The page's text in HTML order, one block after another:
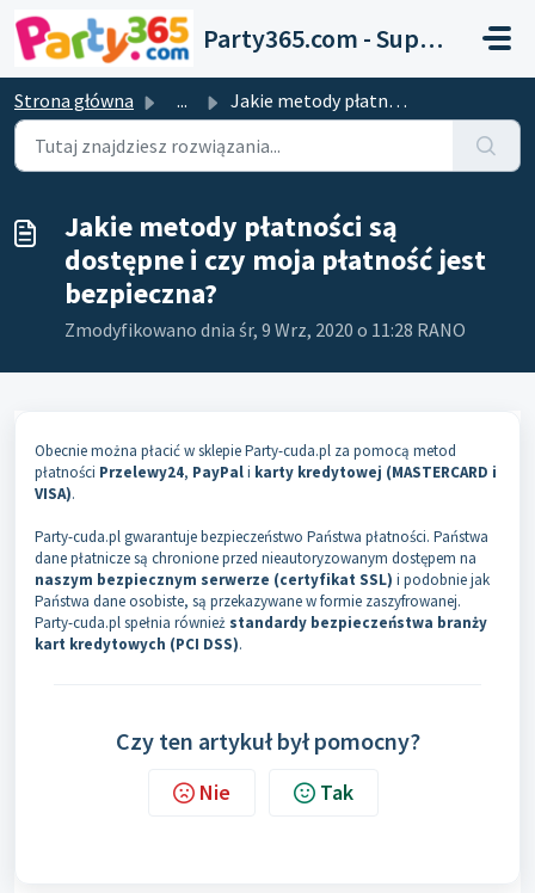
Przejdź do głównej treści
Party365.com - Support
Strona główna ... Jakie metody płatności są dostępne i czy moja płatność je...
Jakie metody płatności są
dostępne i czy moja płatność jest
bezpieczna?
Zmodyfikowano dnia śr, 9 Wrz, 2020 o 11:28 RANO
Obecnie można płacić w sklepie Party-cuda.pl za pomocą metod
płatności Przelewy24, PayPali karty kredytowej (MASTERCARD i
VISA).
Party-cuda.pl gwarantuje bezpieczeństwo Państwa płatności. Państwa
dane płatnicze są chronione przed nieautoryzowanym dostępem na
naszym bezpiecznym serwerze (certyfikat SSL) i podobnie jak
Państwa dane osobiste, są przekazywane w formie zaszyfrowanej.
Party-cuda.pl spełnia również standardy bezpieczeństwa branży
kart kredytowych (PCI DSS).
Czy ten artykuł był pomocny?
Nie Tak